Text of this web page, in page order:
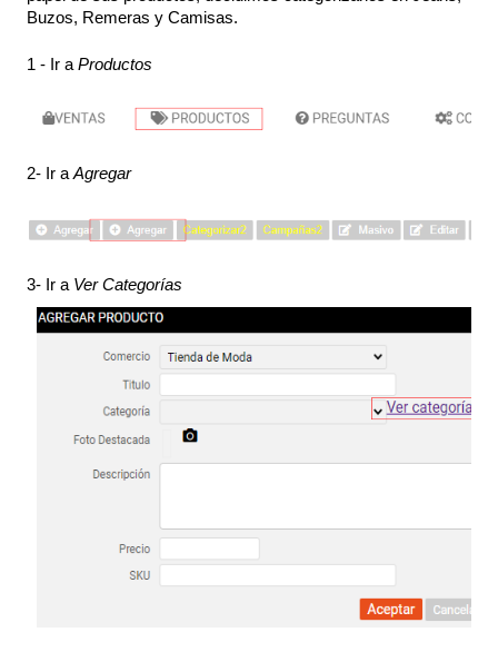
Buzos, Remeras y Camisas.
1 - Ir a Productos
2- Ir a Agregar
3- Ir a Ver Categorías